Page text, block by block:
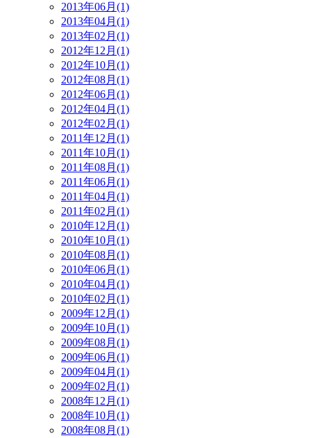
2013年06月(1)
2013年04月(1)
2013年02月(1)
2012年12月(1)
2012年10月(1)
2012年08月(1)
2012年06月(1)
2012年04月(1)
2012年02月(1)
2011年12月(1)
2011年10月(1)
2011年08月(1)
2011年06月(1)
2011年04月(1)
2011年02月(1)
2010年12月(1)
2010年10月(1)
2010年08月(1)
2010年06月(1)
2010年04月(1)
2010年02月(1)
2009年12月(1)
2009年10月(1)
2009年08月(1)
2009年06月(1)
2009年04月(1)
2009年02月(1)
2008年12月(1)
2008年10月(1)
2008年08月(1)